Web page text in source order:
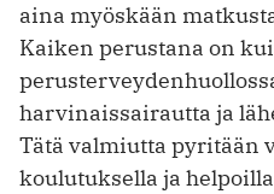
aina myöskään
Kaiken perustana on
harvinaissairautta ja
Tätä valmiutta pyritään
koulutuksella ja helpoilla